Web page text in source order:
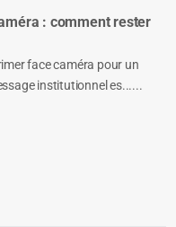
: comment rester
face caméra pour un
institutionnel es......